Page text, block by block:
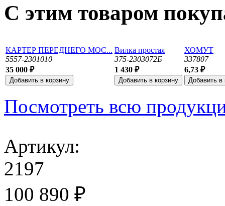
С этим товаром
КАРТЕР ПЕРЕДНЕГО МОС...
5557-2301010
35 000 ₽
Вилка простая
375-2303072Б
1 430 ₽
ХОМУТ
337807
6,73 ₽
Посмотреть всю
Артикул:
2197
100 890 ₽